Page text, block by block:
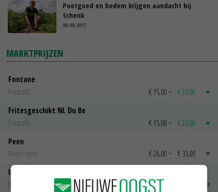
Pootgoed en bodem krijgen aandacht bij
Schenk
08-09-2017
MARKTPRIJZEN
Fontane
PotatoNL
€ 15,00 ~ € 23,00
Fritesgeschikt NL Du Be
PotatoNL
€ 15,00 ~ € 23,00
Peen
Noteringen
€ 26,00 ~ € 33,00
Uien Middenmeer Geel 30-60% grof
Noteringen
€ 0,00